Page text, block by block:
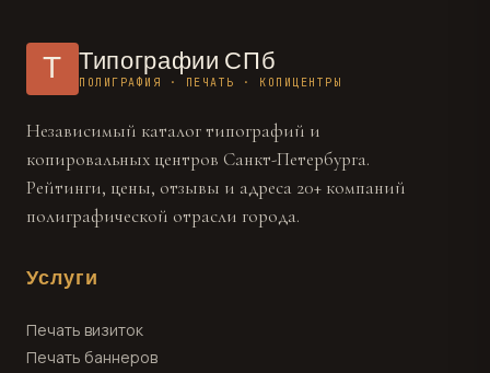
Т Типографии СПб
ПОЛИГРАФИЯ · ПЕЧАТЬ · КОПИЦЕНТРЫ
Независимый каталог типографий и
копировальных центров Санкт-Петербурга.
Рейтинги, цены, отзывы и адреса 20+ компаний
полиграфической отрасли города.
Услуги
Печать визиток
Печать баннеров